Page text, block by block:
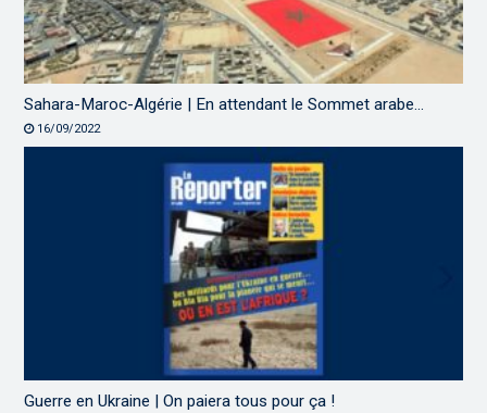
Sahara-Maroc-Algérie | En attendant le Sommet arabe…
16/09/2022
Guerre en Ukraine | On paiera tous pour ça !